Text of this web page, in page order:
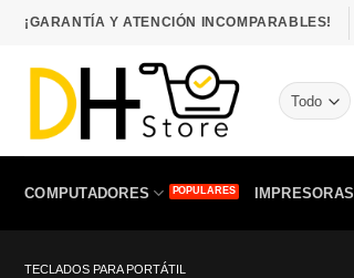
Saltar
contenido
¡GARANTÍA Y ATENCIÓN INCOMPARABLES!
COMPUTADORES IMPRESORAS
TECLADOS PARA PORTÁTIL